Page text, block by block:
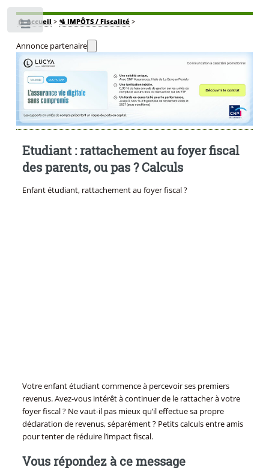
🏠Accueil > 🛂 IMPÔTS / Fiscalité>
Annonce partenaire
Etudiant : rattachement au foyer fiscal
des parents, ou pas ? Calculs
Enfant étudiant, rattachement au foyer fiscal ?
Votre enfant étudiant commence à percevoir ses premiers
revenus. Avez-vous intérêt à continuer de le rattacher à votre
foyer fiscal ? Ne vaut-il pas mieux qu’il effectue sa propre
déclaration de revenus, séparément ? Petits calculs entre amis
pour tenter de réduire l’impact fiscal.
Vous répondez à ce message
Toggle